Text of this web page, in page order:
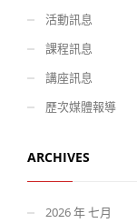
活動訊息
課程訊息
講座訊息
歷次媒體報導
ARCHIVES
2026 年 七月